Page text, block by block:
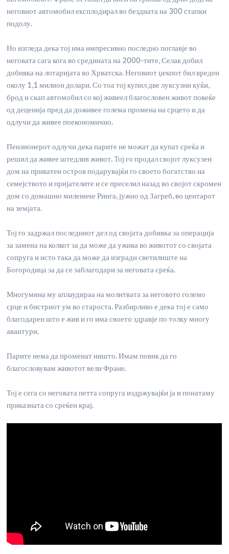
неговиот автомобил експлодирал во бездната на 300 стапки
подолу.
Но изгледа дека тој има импресивно последно поглавје во
неговата сага кога во средината на 2000-тите, Селак добил
добивка на лотаријата во Хрватска. Неговиот џекпот бил вреден
околу 1,1 милион долари. Со тоа тој купил две луксузни куќи,
брод и скап автомобил со кој живеел благословен живот повеќе
од деценија пред да доживее голема промена на срцето и да
одлучи да живее поекономично.
Пензионерот одлучи дека парите не можат да купат среќа и
решил да живее штедлив живот. Тој го продал својот луксузен
дом на приватен остров подарувајќи го своето богатство на
семејството и пријателите и се преселил назад во својот скромен
дом со домашно милениче Ринга, јужно од Загреб, во центарот
на земјата.
Тој го задржал последниот дел од својата добивка за операција
за замена на колкот за да може да ужива во животот со својата
сопруга и исто така да може да изгради светилиште на
Богородица за да се заблагодари за неговата среќа.
Многумина му аплаудираа на молитвата за неговото големо
срце и бистриот ум во староста. Разбирливо е дека тој е само
благодарен што е жив и го има своето здравје по толку многу
авантури.
Парите нема да променат ништо. Имам повик да го
благословувам животот вели Фране.
Тој е сега со неговата петта сопруга издржувајќи ја и понатаму
приказната со среќен крај.